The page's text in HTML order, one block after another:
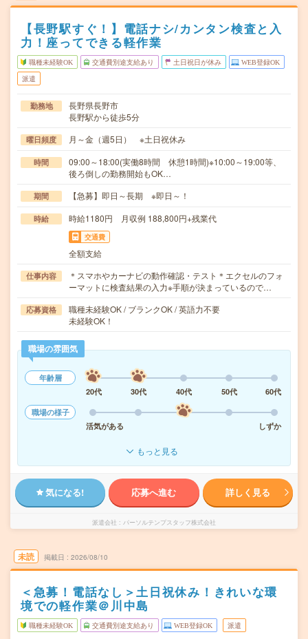
【長野駅すぐ！】電話ナシ/カンタン検査と入
力！座ってできる軽作業
職種未経験OK 交通費別途支給あり 土日祝日が休み WEB登録OK
派遣
勤務地
長野県長野市
長野駅から徒歩5分
曜日頻度 月～金（週5日） ※土日祝休み
時間
09:00～18:00(実働8時間 休憩1時間)※10:00～19:00等、
後ろ倒しの勤務開始もOK…
期間 【急募】即日～長期 ※即日～！
時給 時給1180円 月収例 188,800円+残業代
交通費
全額支給
仕事内容
＊スマホやカーナビの動作確認・テスト＊エクセルのフォ
ーマットに検査結果の入力※手順が決まっているので…
応募資格
職種未経験OK / ブランクOK / 英語力不要
未経験OK！
職場の雰囲気
年齢層
20代
30代 40代 50代
60代
職場の様子
活気がある
しずか
もっと見る
気になる! 応募へ進む 詳しく見る
派遣会社 パーソルテンプスタッフ株式会社
未読 掲載日 2026/08/10
＜急募！電話なし＞土日祝休み！きれいな環
境での軽作業＠川中島
職種未経験OK 交通費別途支給あり WEB登録OK 派遣